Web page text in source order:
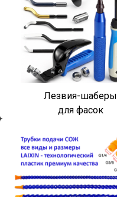
Лезвия-шаберы
для фасок